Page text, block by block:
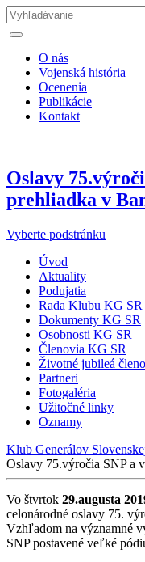
O nás
Vojenská história
Ocenenia
Publikácie
Kontakt
Oslavy
prehliadka v
Vyberte podstránku
Úvod
Aktuality
Podujatia
Rada Klubu KG SR
Dokumenty KG SR
Osobnosti KG SR
Členovia KG SR
Životné jubileá
Partneri
Fotogaléria
Užitočné linky
Oznamy
Klub Generálov
Oslavy 75.výročia SNP a
Vo štvrtok 29.augusta
celonárodné oslavy 75.
Vzhľadom na významné
SNP postavené veľké